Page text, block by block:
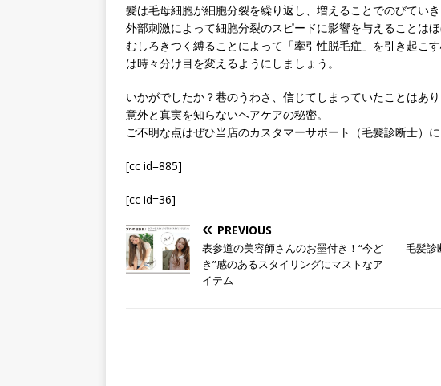
髪は毛母細胞が細胞分裂を繰り返し、増えることでのびていき
外部刺激によって細胞分裂のスピードに影響を与えることはほ
むしろきつく縛ることによって「牽引性脱毛症」を引き起こ
は時々分け目を変えるようにしましょう。
いかがでしたか？巷のうわさ、信じてしまっていたことはあり
意外と真実を知らないヘアケアの秘密。
ご不明な点はぜひ当店のカスタマーサポート（毛髪診断士）に
[cc id=885]
[cc id=36]
PREVIOUS
表参道の美容師さんのお墨付き！“今ど
き”感のあるスタイリングにマストなア
イテム
毛髪診